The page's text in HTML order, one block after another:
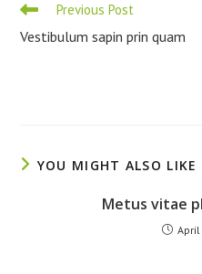
Previous Post
Vestibulum sapin prin quam
YOU MIGHT ALSO LIKE
Metus vitae
April